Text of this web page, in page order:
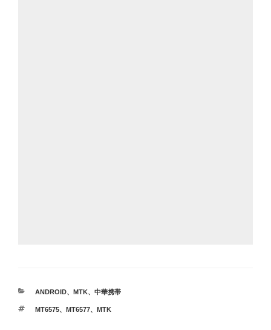
カ
ゴ
ANDROID、 MTK、 中華携帯
タ
MT6575、 MT6577、 MTK